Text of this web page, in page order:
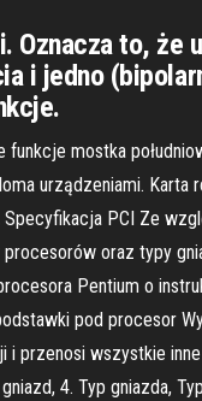
Oznacza to, że
i jedno
mostka
urządzeniami. Karta
PCI Ze
oraz typy
Pentium o
pod procesor
przenosi wszystkie
4. Typ gniazda,